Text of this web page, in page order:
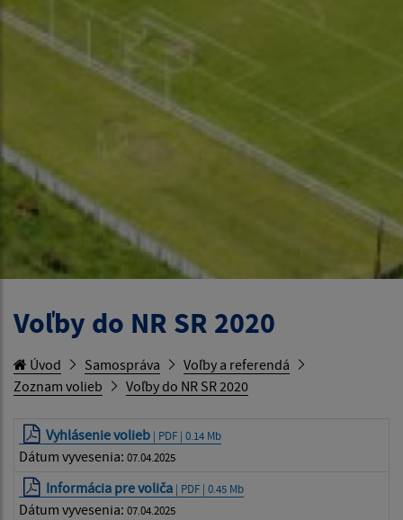
Voľby do NR SR 2020
Úvod Samospráva
Voľby a referendá
Zoznam volieb
Voľby do NR SR 2020
Vyhlásenie volieb | PDF | 0.14 Mb
Dátum vyvesenia: 07.04.2025
Informácia pre voliča | PDF | 0.45 Mb
Dátum vyvesenia: 07.04.2025